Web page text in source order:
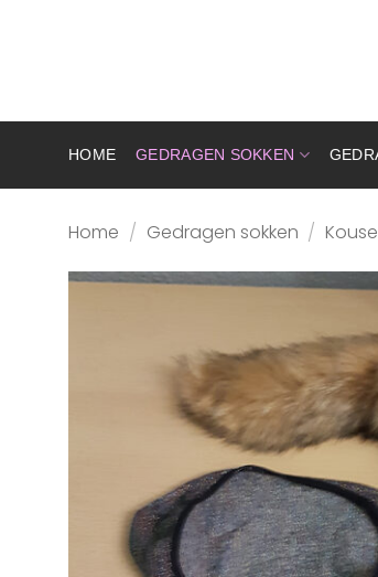
HOME GEDRAGEN SOKKEN
Home / Gedragen sokken /